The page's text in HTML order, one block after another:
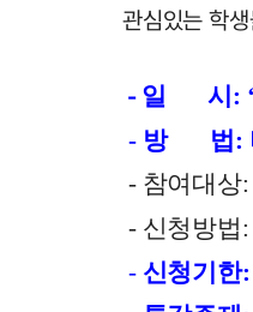
관심있는 학
- 일       시 :
- 방       법 :
- 참여대상:
- 신청방법
- 신청기한